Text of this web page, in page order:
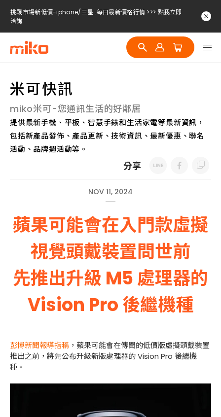
挑戰市場新低價-iphone/三星..每日最新價格行情 >>> 點我立即
洽詢
挑戰市場新低價-iphone/三星..每日最新價格行情 >>> 點我立即
洽詢
挑戰市場新低價-iphone/三星..每日最新價格行情 >>> 點我立即
米可快訊
miko米可-您通訊生活的好鄰居
提供最新手機、平板、智慧手錶和生活家電等最新資訊，
包括新產品發佈、產品更新、技術資訊、最新優惠、聯名
活動、品牌週活動等。
分享
NOV 11, 2024
蘋果可能會在入門款虛擬
視覺頭戴裝置問世前
先推出升級 M5 處理器的
Vision Pro 後繼機種
彭博新聞報導指稱 ，蘋果可能會在傳聞的低價版虛擬頭戴裝置
推出之前，將先公布升級新版處理器的 Vision Pro 後繼機
種。